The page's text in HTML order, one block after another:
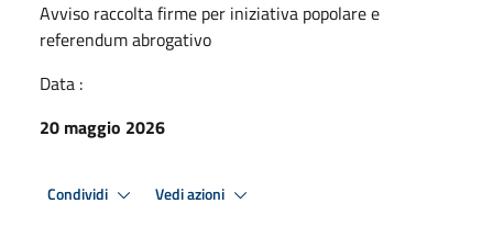
Avviso raccolta firme per iniziativa popolare e
referendum abrogativo
Data :
20 maggio 2026
Condividi Vedi azioni